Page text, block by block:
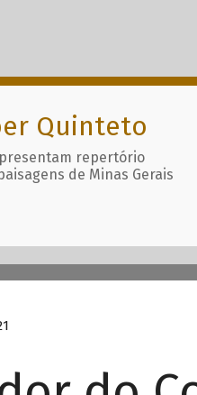
Quinteto
repertório
de Minas Gerais